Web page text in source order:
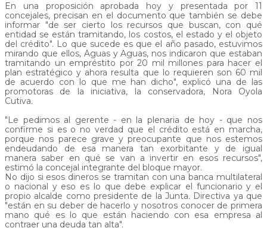
En una proposición aprobada hoy y presentada por 11
concejales, precisan en el documento que también se debe
informar "de ser cierto los recursos que buscan, con qué
entidad se están tramitando, los costos, el estado y el objeto
del crédito". Lo que sucede es que el año pasado, estuvimos
mirando que ellos, Aguas y Aguas, nos indicaron que estaban
tramitando un empréstito por 20 mil millones para hacer el
plan estratégico y ahora resulta que lo requieren son 60 mil
de acuerdo con lo que me han dicho", explicó una de las
promotoras de la iniciativa, la conservadora, Nora Oyola
Cutiva.
"Le pedimos al gerente - en la plenaria de hoy - que nos
confirme si es o no verdad que el crédito está en marcha,
porque nos parece grave y preocupante que nos estemos
endeudando de esa manera tan exorbitante y de igual
manera saber en qué se van a invertir en esos recursos",
estimó la concejal integrante del bloque mayor.
No dijo si esos dineros se tramitan con una banca multilateral
o nacional y eso es lo que debe explicar el funcionario y el
propio alcalde como presidente de la Junta. Directiva ya que
"están en su deber de hacerlo y nosotros conocer de primera
mano qué es lo que están haciendo con esa empresa al
contraer una deuda tan alta".